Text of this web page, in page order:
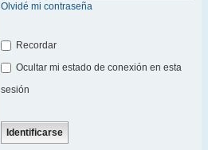
Olvidé mi contraseña
Recordar
Ocultar mi estado de conexión en esta
sesión